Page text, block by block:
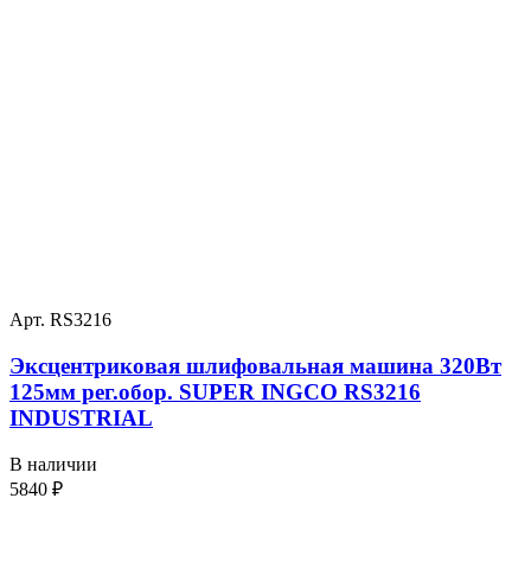
Арт. RS3216
Эксцентриковая шлифовальная машина 320Вт
125мм рег.обор. SUPER INGCO RS3216
INDUSTRIAL
В наличии
5840 ₽